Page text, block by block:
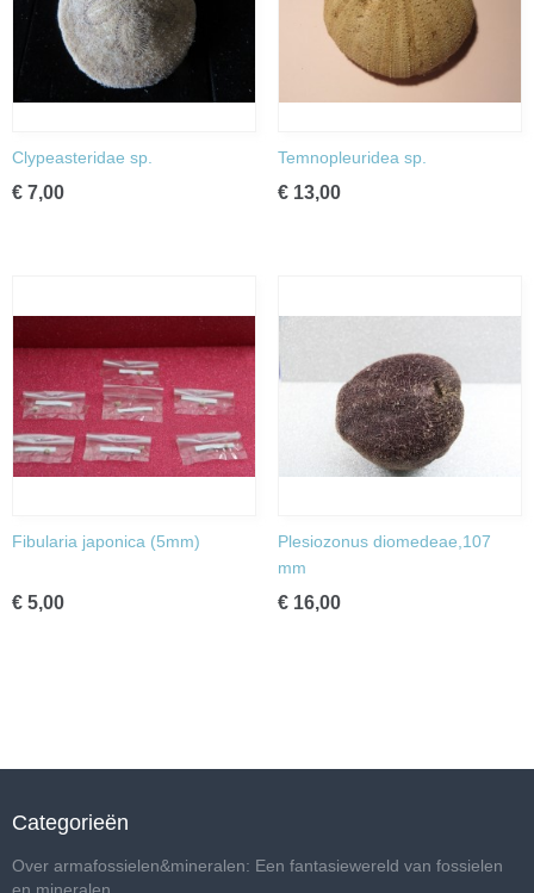
Clypeasteridae sp.
€ 7,00
Temnopleuridea sp.
€ 13,00
Fibularia japonica (5mm)
€ 5,00
Plesiozonus diomedeae,107
mm
€ 16,00
Categorieën
Over armafossielen&mineralen: Een fantasiewereld van fossielen